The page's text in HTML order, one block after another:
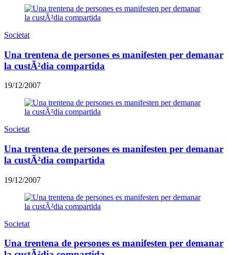
Societat
Una trentena de persones es manifesten per demanar
la custÃ²dia compartida
19/12/2007
Societat
Una trentena de persones es manifesten per demanar
la custÃ²dia compartida
19/12/2007
Societat
Una trentena de persones es manifesten per demanar